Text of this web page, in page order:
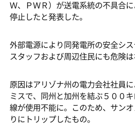
Ｗ、ＰＷＲ）が送電系統の不具合
停止したと発表した。
外部電源により同発電所の安全シス
スタッフおよび周辺住民にも危険は
原因はアリゾナ州の電力会社社員
ミスで、同州と加州を結ぶ５００
線が使用不能に。このため、サン
りにトリップしたもの。